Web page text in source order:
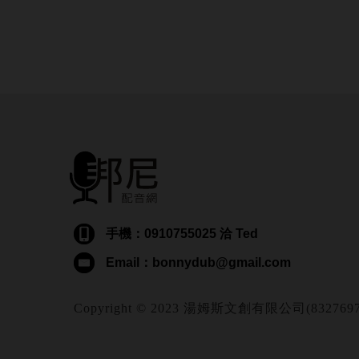
手機：0910755025 洽 Ted
Email：bonnydub@gmail.com
Copyright © 2023 湯姆斯文創有限公司